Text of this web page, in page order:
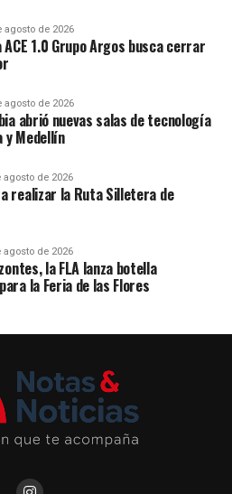
agosto de 2026
1.0 Grupo Argos busca cerrar
agosto de 2026
abrió nuevas salas de tecnología
y Medellín
agosto de 2026
realizar la Ruta Silletera de
agosto de 2026
la FLA lanza botella
la Feria de las Flores